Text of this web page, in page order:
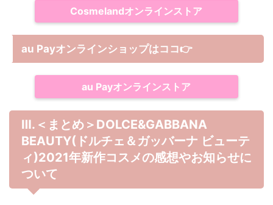
Cosmelandオンラインストア
au Payオンラインショップはココ👉
au Payオンラインストア
Ⅲ.＜まとめ＞DOLCE&GABBANA
BEAUTY(ドルチェ＆ガッバーナ ビューテ
ィ)2021年新作コスメの感想やお知らせに
ついて